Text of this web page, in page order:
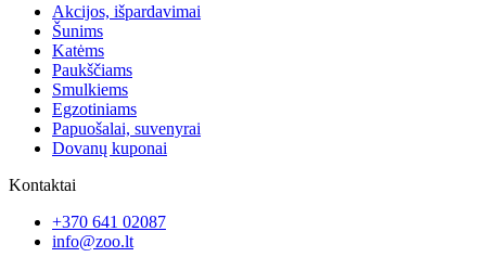
Akcijos, išpardavimai
Šunims
Katėms
Paukščiams
Smulkiems
Egzotiniams
Papuošalai, suvenyrai
Dovanų kuponai
Kontaktai
+370 641 02087
info@zoo.lt